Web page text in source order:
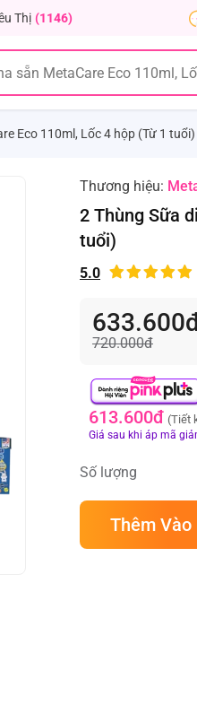
Thị (1146)
Eco 110ml, Lốc 4 hộp (Từ 1 tuổi)
Thương hiệu:
2 Thùng Sữa
tuổi)
5.0
720.000đ
613.600đ (Tiết
Giá sau khi áp mã
Số lượng
Thêm Vào